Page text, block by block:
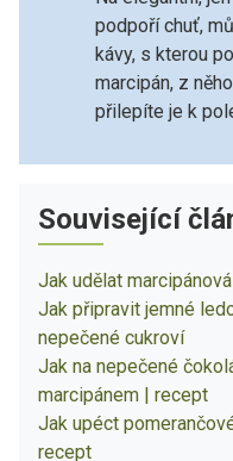
podpoří chuť,
kávy, s kterou
marcipán, z
přilepíte je k
Související
Jak udělat
Jak připravit jemné
nepečené cukroví
Jak na nepečené
marcipánem | recept
Jak upéct
recept